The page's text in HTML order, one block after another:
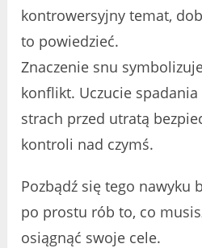
kontrowersyjny temat,
to powiedzieć.
Znaczenie snu
konflikt. Uczucie
strach przed utratą
kontroli nad czymś.
Pozbądź się tego nawyku
po prostu rób to, co
osiągnąć swoje cele.